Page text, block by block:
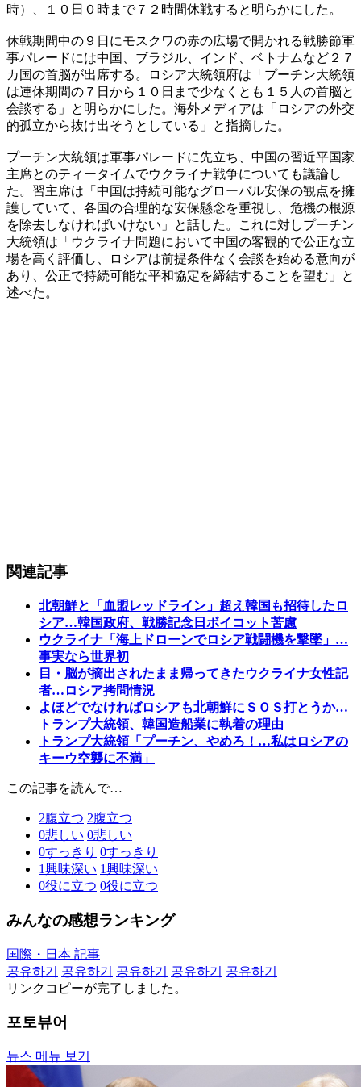
時）、１０日０時まで７２時間休戦すると明らかにした。
休戦期間中の９日にモスクワの赤の広場で開かれる戦勝節軍
事パレードには中国、ブラジル、インド、ベトナムなど２７
カ国の首脳が出席する。ロシア大統領府は「プーチン大統領
は連休期間の７日から１０日まで少なくとも１５人の首脳と
会談する」と明らかにした。海外メディアは「ロシアの外交
的孤立から抜け出そうとしている」と指摘した。
プーチン大統領は軍事パレードに先立ち、中国の習近平国家
主席とのティータイムでウクライナ戦争についても議論し
た。習主席は「中国は持続可能なグローバル安保の観点を擁
護していて、各国の合理的な安保懸念を重視し、危機の根源
を除去しなければいけない」と話した。これに対しプーチン
大統領は「ウクライナ問題において中国の客観的で公正な立
場を高く評価し、ロシアは前提条件なく会談を始める意向が
あり、公正で持続可能な平和協定を締結することを望む」と
述べた。
関連記事
北朝鮮と「血盟レッドライン」超え韓国も招待したロ
シア…韓国政府、戦勝記念日ボイコット苦慮
ウクライナ「海上ドローンでロシア戦闘機を撃墜」…
事実なら世界初
目・脳が摘出されたまま帰ってきたウクライナ女性記
者…ロシア拷問情況
よほどでなければロシアも北朝鮮にＳＯＳ打とうか…
トランプ大統領、韓国造船業に執着の理由
トランプ大統領「プーチン、やめろ！…私はロシアの
キーウ空襲に不満」
この記事を読んで…
2腹立つ 2腹立つ
0悲しい 0悲しい
0すっきり 0すっきり
1興味深い 1興味深い
0役に立つ 0役に立つ
みんなの感想ランキング
国際・日本 記事
공유하기
공유하기 공유하기 공유하기
공유하기
リンクコピーが完了しました。
포토뷰어
뉴스 메뉴 보기